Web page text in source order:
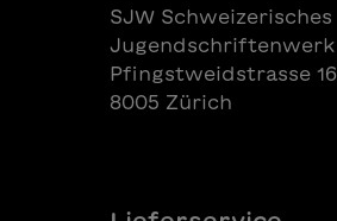
SJW Schweizerisches
Jugendschriftenwerk
Pfingstweidstrasse 16
8005 Zürich